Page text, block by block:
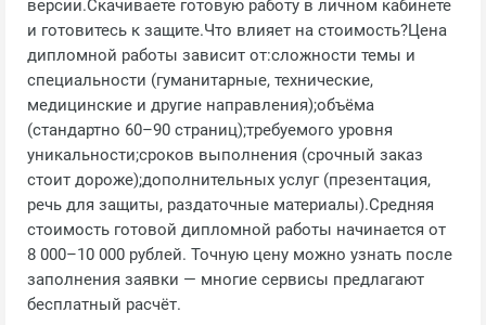
версии.Скачиваете готовую работу в личном кабинете
и готовитесь к защите.Что влияет на стоимость?Цена
дипломной работы зависит от:сложности темы и
специальности (гуманитарные, технические,
медицинские и другие направления);объёма
(стандартно 60–90 страниц);требуемого уровня
уникальности;сроков выполнения (срочный заказ
стоит дороже);дополнительных услуг (презентация,
речь для защиты, раздаточные материалы).Средняя
стоимость готовой дипломной работы начинается от
8 000–10 000 рублей. Точную цену можно узнать после
заполнения заявки — многие сервисы предлагают
бесплатный расчёт.